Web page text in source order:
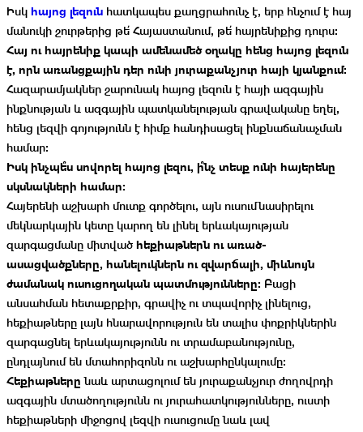
Իսկ հայոց լեզուն հատկապես քաղցրահունչ է, երբ հնչում է հայ
մանուկի շուրթերից թե՛ Հայաստանում, թե՛ հայրենիքից դուրս:
Հայ ու հայրենիք կապի ամենամեծ օղակը հենց հայոց լեզուն
է, որն առանցքային դեր ունի յուրաքանչյուր հայի կյանքում:
Հազարամյակներ շարունակ հայոց լեզուն է հայի ազգային
ինքնության և ազգային պատկանելության գրավականը եղել,
հենց լեզվի գոյությունն է հիմք հանդիսացել ինքնաճանաչման
համար:
Իսկ ինչպե՞ս սովորել հայոց լեզու, ի՞նչ տեսք ունի հայերենը
սկսնակների համար։
Հայերենի աշխարհ մուտք գործելու, այն ուսումնասիրելու
մեկնարկային կետը կարող են լինել երևակայության
զարգացմանը միտված հեքիաթներն ու առած-
ասացվածքները, հանելուկներն ու զվարճալի, միևնույն
ժամանակ ուսուցողական պատմությունները։ Բացի
անսահման հետաքրքիր, գրավիչ ու տպավորիչ լինելուց,
հեքիաթները լայն հնարավորություն են տալիս փոքրիկներին
զարգացնել երևակայությունն ու տրամաբանությունը,
ընդլայնում են մտահորիզոնն ու աշխարհընկալումը։
Հեքիաթները նաև արտացոլում են յուրաքանչյուր ժողովրդի
ազգային մտածողությունն ու յուրահատկությունները, ուստի
հեքիաթների միջոցով լեզվի ուսուցումը նաև լավ